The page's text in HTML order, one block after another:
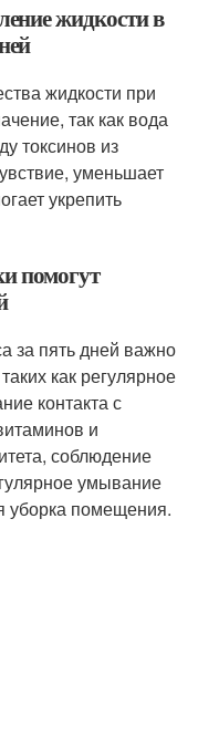
жидкости в
жидкости при
так как вода
токсинов из
уменьшает
укрепить
помогут
за пять дней важно
как регулярное
контакта с
и
соблюдение
умывание
уборка помещения.